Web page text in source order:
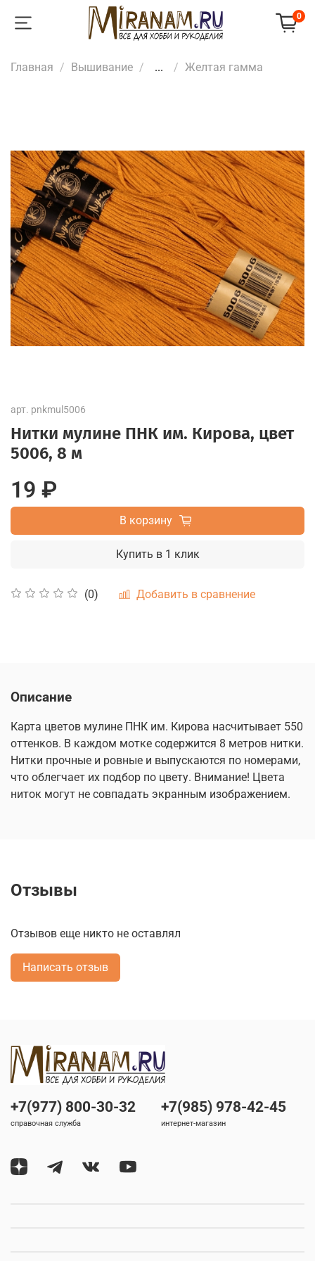
0
Главная Вышивание ... Желтая гамма
арт. pnkmul5006
Нитки мулине ПНК им. Кирова, цвет
5006, 8 м
(0) Добавить в сравнение
19 ₽
В корзину
Купить в 1 клик
Описание
Карта цветов мулине ПНК им. Кирова насчитывает 550
оттенков. В каждом мотке содержится 8 метров нитки.
Нитки прочные и ровные и выпускаются по номерами,
что облегчает их подбор по цвету. Внимание! Цвета
ниток могут не совпадать экранным изображением.
Отзывы
Отзывов еще никто не оставлял
Написать отзыв
+7(977) 800-30-32
справочная служба
+7(985) 978-42-45
интернет-магазин